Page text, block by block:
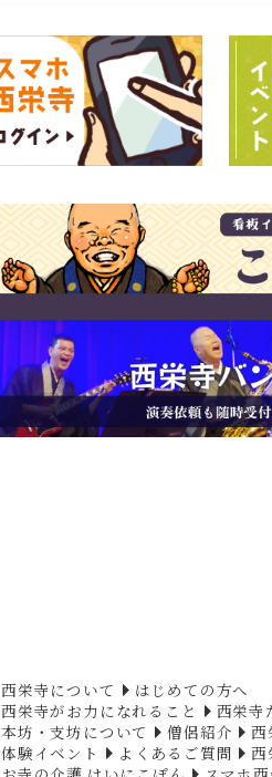
西栄寺について
はじめての方へ
西栄寺がお力になれること
西栄寺
本坊・支坊について
僧侶紹介
西
体験イベント
よくあるご質問
西